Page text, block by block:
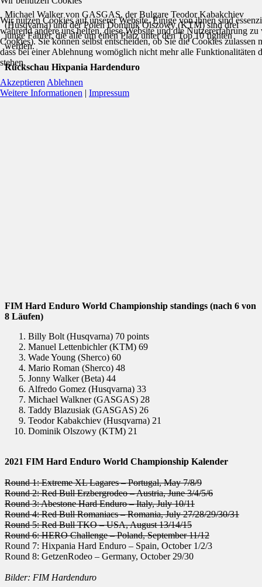
Michael Walker von GASGAS, der Bulgare Teodor Kabakchiev
(Husqvarna) und der Polen Dominik Olszowy (KTM) sind drei
junge Fahrer, die alle um einen Platz unter den Top 10 fighten
werden.
Rückschau Hixpania Hardenduro
FIM Hard Enduro World Championship standings (nach 6 von
8 Läufen)
Billy Bolt (Husqvarna) 70 points
Manuel Lettenbichler (KTM) 69
Wade Young (Sherco) 60
Mario Roman (Sherco) 48
Jonny Walker (Beta) 44
Alfredo Gomez (Husqvarna) 33
Michael Walkner (GASGAS) 28
Taddy Blazusiak (GASGAS) 26
Teodor Kabakchiev (Husqvarna) 21
Dominik Olszowy (KTM) 21
2021 FIM Hard Enduro World Championship Kalender
Round 1: Extreme XL Lagares – Portugal, May 7/8/9
Round 2: Red Bull Erzbergrodeo – Austria, June 3/4/5/6
Round 3: Abestone Hard Enduro – Italy, July 10/11
Round 4: Red Bull Romaniacs – Romania, July 27/28/29/30/31
Round 5: Red Bull TKO – USA, August 13/14/15
Round 6: HERO Challenge – Poland, September 11/12
Round 7: Hixpania Hard Enduro – Spain, October 1/2/3
Round 8: GetzenRodeo – Germany, October 29/30
Bilder: FIM Hardenduro
Wir nutzen Cookies auf unserer Website. Einige von ihnen sind
während andere uns helfen, diese Website und die Nutzererfahrung zu
Cookies). Sie können selbst entscheiden, ob Sie die Cookies zulassen
dass bei einer Ablehnung womöglich nicht mehr alle Funktionalitäten
stehen.
Akzeptieren Ablehnen
Weitere Informationen | Impressum